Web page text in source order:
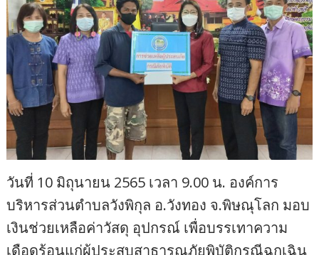
วันที่ 10 มิถุนายน 2565 เวลา 9.00 น. องค์การ
บริหารส่วนตำบลวังพิกุล อ.วังทอง จ.พิษณุโลก มอบ
เงินช่วยเหลือค่าวัสดุ อุปกรณ์ เพื่อบรรเทาความ
เดือดร้อนแก่ผู้ประสบสาธารณภัยพิบัติกรณีฉุกเฉิน